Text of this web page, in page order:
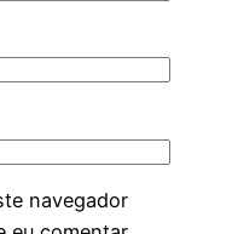
navegador